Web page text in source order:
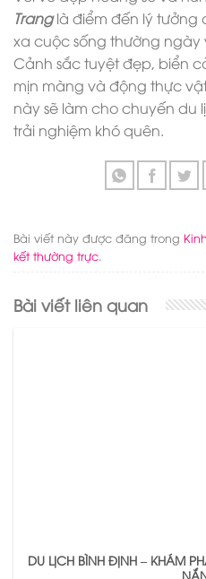
Tranglà điểm đến lý tưởng
xa cuộc sống thường ngày
Cảnh sắc tuyệt đẹp, biển
mịn màng và động thực
này sẽ làm cho chuyến du
trải nghiệm khó quên.
Bài viết này được đăng trong
kết thường trực.
Bài viết liên quan
DU LỊCH BÌNH ĐỊNH – KHÁM